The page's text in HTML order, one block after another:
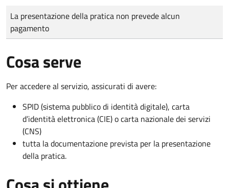
Tipo di pagamento
Importo
La presentazione della pratica non prevede alcun
pagamento
Cosa serve
Per accedere al servizio, assicurati di avere:
SPID (sistema pubblico di identità digitale), carta
d’identità elettronica (CIE) o carta nazionale dei servizi
(CNS)
tutta la documentazione prevista per la presentazione
della pratica.